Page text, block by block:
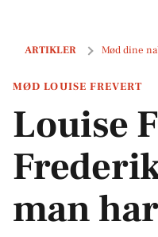
ARTIKLER Mød dine
Louise Frevert:
MØD LOUISE FREVERT
Louise
man